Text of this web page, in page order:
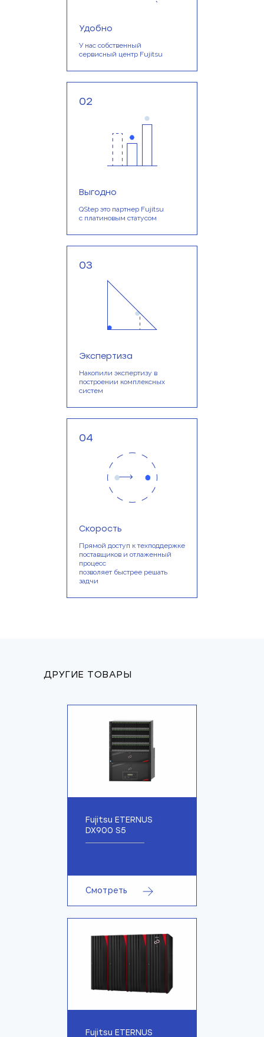
Удобно
У нас собственный
сервисный центр Fujitsu
02
Выгодно
QStep это партнер Fujitsu
с платиновым статусом
03
Экспертиза
Накопили экспертизу в
построении комплексных
систем
04
Скорость
Прямой доступ к техподдержке
поставщиков и отлаженный
процесс
позволяет быстрее решать
задчи
ДРУГИЕ ТОВАРЫ
Fujitsu ETERNUS
DX900 S5
Смотреть
Fujitsu ETERNUS